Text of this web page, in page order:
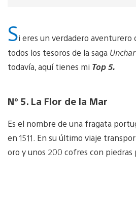
Si eres un verdadero aventurero
todos los tesoros de la saga
todavía, aquí tienes mi Top 5.
Nº 5. La Flor de la Mar
Es el nombre de una fragata
en 1511. En su último viaje
oro y unos 200 cofres con piedras